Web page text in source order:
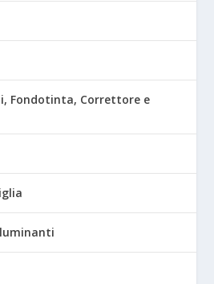
Fondotinta, Correttore e